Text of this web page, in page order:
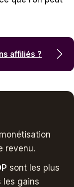
affiliés ?
revenu.
sont les plus
les gains